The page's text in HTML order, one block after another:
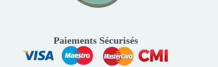
Paiements Sécurisés